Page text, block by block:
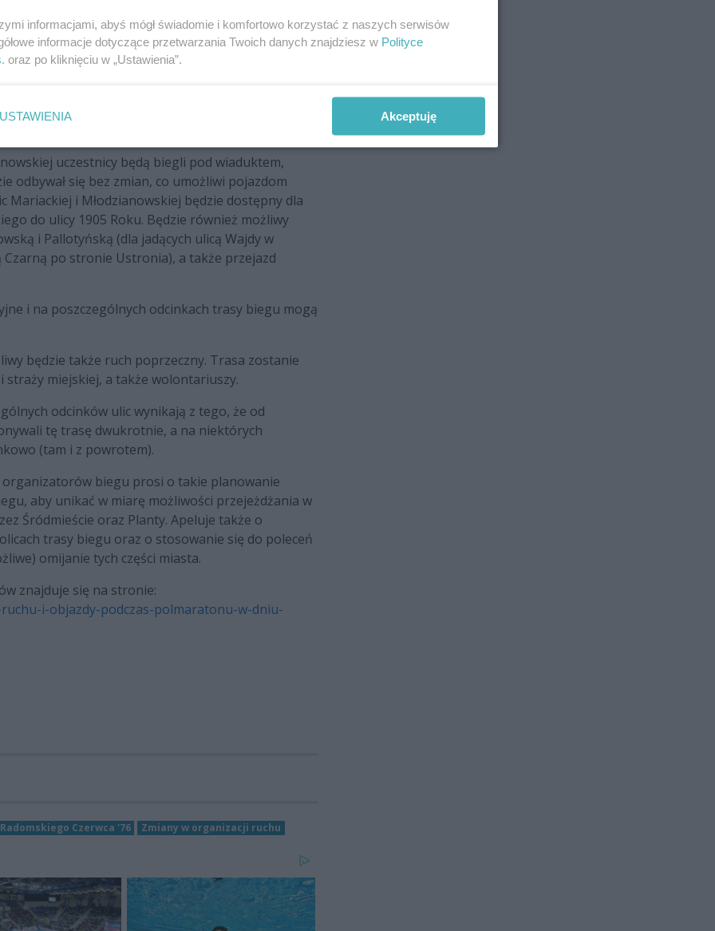
przy Sienkiewicza do Żeromskiego),
Czerwca),
Krauza),
uczestnicy będą biegli pod wiaduktem,
odbywał się bez zmian, co umożliwi pojazdom
Mariackiej i Młodzianowskiej będzie dostępny dla
do ulicy 1905 Roku. Będzie również możliwy
i Pallotyńską (dla jadących ulicą Wajdy w
po stronie Ustronia), a także przejazd
i na poszczególnych odcinkach trasy biegu mogą
będzie także ruch poprzeczny. Trasa zostanie
miejskiej, a także wolontariuszy.
odcinków ulic wynikają z tego, że od
tę trasę dwukrotnie, a na niektórych
(tam i z powrotem).
biegu prosi o takie planowanie
aby unikać w miarę możliwości przejeżdżania w
Śródmieście oraz Planty. Apeluje także o
trasy biegu oraz o stosowanie się do poleceń
omijanie tych części miasta.
znajduje się na stronie:
i-objazdy-podczas-polmaratonu-w-dniu-
Czerwca '76 Zmiany w organizacji ruchu
informacjami, abyś mógł świadomie i komfortowo korzystać z naszych serwisów
informacje dotyczące przetwarzania Twoich danych znajdziesz w Polityce
. oraz po kliknięciu w „Ustawienia”.
USTAWIENIA Akceptuję